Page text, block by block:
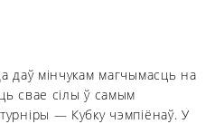
даў мінчукам магчымасць на
свае сілы ў самым
— Кубку чэмпіёнаў. У